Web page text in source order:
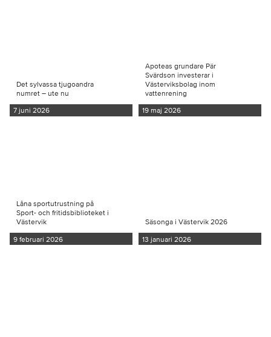
Det sylvassa tjugoandra
numret – ute nu
7 juni 2026
Apoteas grundare Pär
Svärdson investerar i
Västerviksbolag inom
vattenrening
19 maj 2026
Låna sportutrustning på
Sport- och fritidsbiblioteket i
Västervik
9 februari 2026
Säsonga i Västervik 2026
13 januari 2026